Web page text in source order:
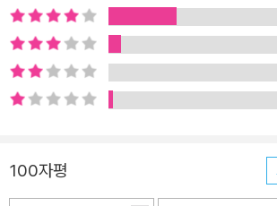
는 여자’가 어떤 여자인지 말한다. 사연 없는 사람은 없다. 누구나 아
픈 상처 하나씩 갖고 산다. 그런데 우리 방치하
사람의 이야기로 누구든 달라질 수 있음을 느껴
있을까?’라는 생각이 든다면, 지금 행복하지 않
100자평